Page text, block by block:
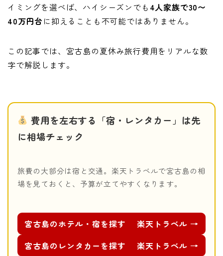
イミングを選べば、ハイシーズンでも 4人家族で30〜
40万円台 に抑えることも不可能ではありません。
この記事では、宮古島の夏休み旅行費用をリアルな数
字で解説します。
費用を左右する「宿・レンタカー」は先
に相場チェック
旅費の大部分は宿と交通。楽天トラベルで宮古島の相
場を見ておくと、予算が立てやすくなります。
宮古島のホテル・宿を探す
楽天トラベル →
宮古島のレンタカーを探す
楽天トラベル →